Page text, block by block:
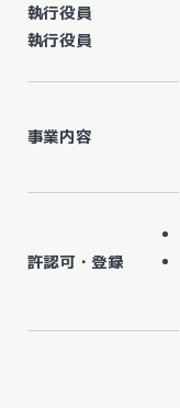
執行役員
執行役員
事業内容
許認可・登録